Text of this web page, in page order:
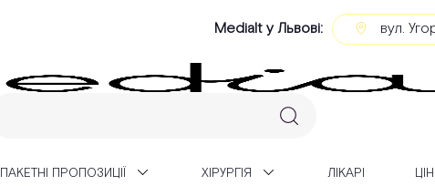
Medialt у Львові: вул.
ПАКЕТНІ ПРОПОЗИЦІЇ XІРУРГІЯ ЛІКАРІ